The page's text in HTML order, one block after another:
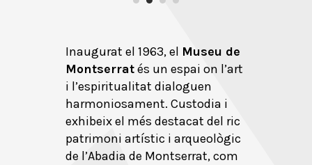
Inaugurat el 1963, el Museu de
Montserratés un espai on l’art
i l’espiritualitat dialoguen
harmoniosament. Custodia i
exhibeix el més destacat del ric
patrimoni artístic i arqueològic
de l’Abadia de Montserrat, com